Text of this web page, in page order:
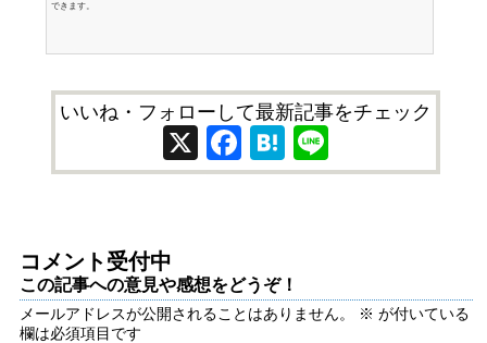
できます。
いいね・フォローして最新記事をチェック
X Facebook
Hatena
コメント受付中
この記事への意見や感想をどうぞ！
メールアドレスが公開されることはありません。 ※ が付いている
欄は必須項目です